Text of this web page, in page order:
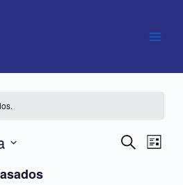
ICF
Navegación
Buscar
Lista